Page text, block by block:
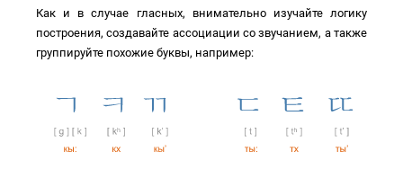
Как и в случае гласных, внимательно изучайте логику
построения, создавайте ассоциации со звучанием, а также
группируйте похожие буквы, например: